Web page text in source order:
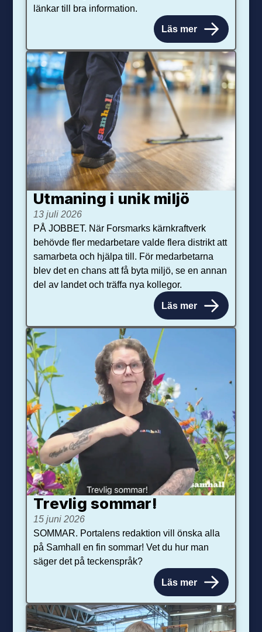
länkar till bra information.
Läs mer
Utmaning i unik miljö
13 juli 2026
PÅ JOBBET. När Forsmarks kärnkraftverk
behövde fler medarbetare valde flera distrikt att
samarbeta och hjälpa till. För medarbetarna
blev det en chans att få byta miljö, se en annan
del av landet och träffa nya kollegor.
Läs mer
Trevlig sommar!
15 juni 2026
SOMMAR. Portalens redaktion vill önska alla
på Samhall en fin sommar! Vet du hur man
säger det på teckenspråk?
Läs mer